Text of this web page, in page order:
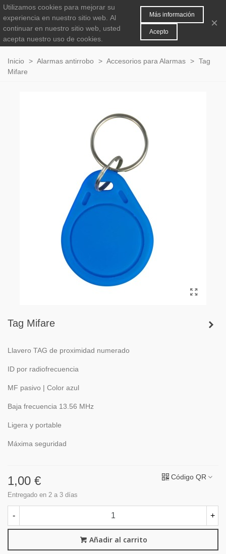
0
Inicio > Alarmas antirrobo > Accesorios para Alarmas > Tag
Mifare
Tag Mifare
Llavero TAG de proximidad numerado
ID por radiofrecuencia
MF pasivo | Color azul
Baja frecuencia 13.56 MHz
Ligera y portable
Máxima seguridad
1,00 €
Entregado en 2 a 3 días
Código QR
- +
Añadir al carrito
Utilizamos cookies para mejorar su
experiencia en nuestro sitio web. Al
continuar en nuestro sitio web, usted
acepta nuestro uso de cookies.
Más información
Acepto
×